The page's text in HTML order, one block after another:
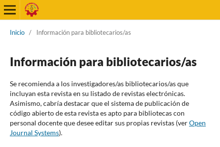
Inicio / Información para bibliotecarios/as
Información para bibliotecarios/as
Se recomienda a los investigadores/as bibliotecarios/as que
incluyan esta revista en su listado de revistas electrónicas.
Asimismo, cabría destacar que el sistema de publicación de
código abierto de esta revista es apto para bibliotecas con
personal docente que desee editar sus propias revistas (verOpen
Journal Systems).